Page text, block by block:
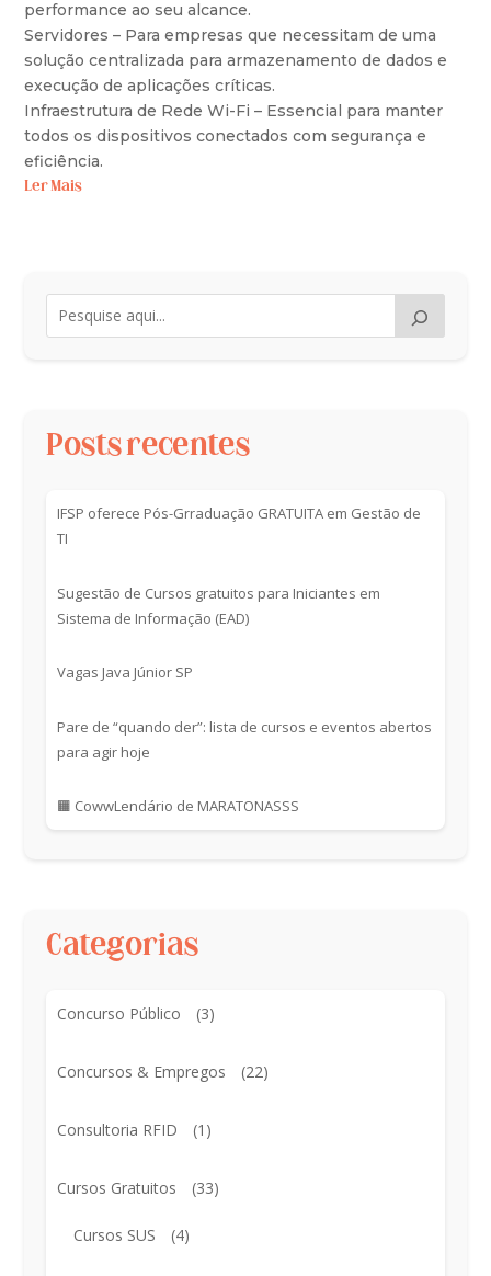
performance ao seu alcance.
Servidores – Para empresas que necessitam de uma
solução centralizada para armazenamento de dados e
execução de aplicações críticas.
Infraestrutura de Rede Wi-Fi – Essencial para manter
todos os dispositivos conectados com segurança e
eficiência.
Ler Mais
Posts recentes
IFSP oferece Pós-Grraduação GRATUITA em Gestão de
TI
Sugestão de Cursos gratuitos para Iniciantes em
Sistema de Informação (EAD)
Vagas Java Júnior SP
Pare de “quando der”: lista de cursos e eventos abertos
para agir hoje
🟧 CowwLendário de MARATONASSS
Categorias
Concurso Público (3)
Concursos & Empregos (22)
Consultoria RFID (1)
Cursos Gratuitos (33)
Cursos SUS (4)